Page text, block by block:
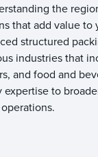
the
that add value to
structured
industries that
and food and
to